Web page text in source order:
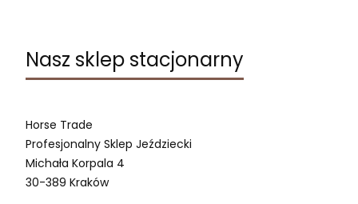
Nasz sklep stacjonarny
Horse Trade
Profesjonalny Sklep Jeździecki
Michała Korpala 4
30-389 Kraków